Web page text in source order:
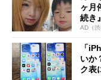
ヶ月
続き
AD（渋
「
いか
ク表